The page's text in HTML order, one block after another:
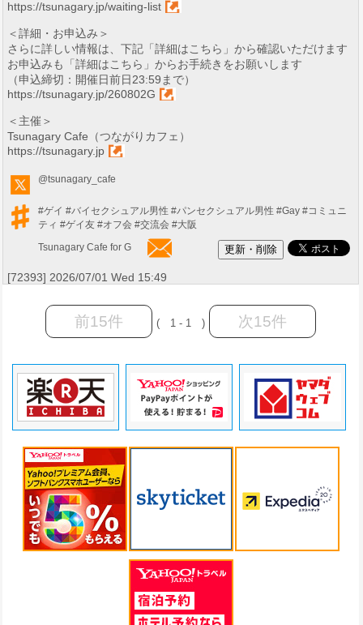
https://tsunagary.jp/waiting-list
＜詳細・お申込み＞
さらに詳しい情報は、下記「詳細はこちら」から確認いただけます
お申込みも「詳細はこちら」からお手続きをお願いします
（申込締切：開催日前日23:59まで）
https://tsunagary.jp/260802G
＜主催＞
Tsunagary Cafe（つながりカフェ）
https://tsunagary.jp
@tsunagary_cafe
#ゲイ #バイセクシュアル男性 #パンセクシュアル男性 #Gay #コミュニ
ティ #ゲイ友 #オフ会 #交流会 #大阪
Tsunagary Cafe for G
[72393] 2026/07/01 Wed 15:49
前15件 ( 1 - 1 ) 次15件